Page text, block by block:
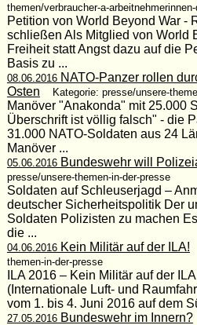
themen/verbraucher-a-
Petition von World Beyond War -
schließen Als Mitglied von World
Freiheit statt Angst dazu auf die
Basis zu ...
08.06.2016NATO-Panzer rollen
Osten
Kategorie: presse/unsere-
Manöver "Anakonda" mit 25.000
Überschrift ist völlig falsch" - die
31.000 NATO-Soldaten aus 24
Manöver ...
05.06.2016Bundeswehr will
presse/unsere-themen-in-der-presse
Soldaten auf Schleuserjagd –
deutscher Sicherheitspolitik Der
Soldaten Polizisten zu machen
die ...
04.06.2016Kein Militär auf der ILA!
themen-in-der-presse
ILA 2016 – Kein Militär auf der
(Internationale Luft- und
vom 1. bis 4. Juni 2016 auf dem
27.05.2016Bundeswehr im Innern?